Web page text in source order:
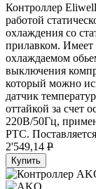
Контроллер
работой
охлаждения со
прилавком. Имеет
охлаждаемом
выключения
который можно
датчик
оттайкой за счет
220В/50Гц,
PTC.
2'549,14 P
Купить